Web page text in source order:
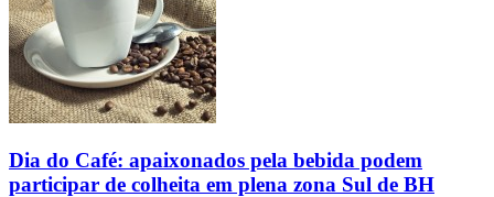
Dia do Café: apaixonados pela bebida podem
participar de colheita em plena zona Sul de BH